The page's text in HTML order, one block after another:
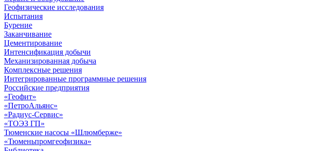
Геофизические исследования
Испытания
Бурение
Заканчивание
Цементирование
Интенсификация добычи
Механизированная добыча
Комплексные решения
Интегрированные программные решения
Российские предприятия
«Геофит»
«ПетроАльянс»
«Радиус-Сервис»
«ТОЭЗ ГП»
Тюменские насосы «Шлюмберже»
«Тюменьпромгеофизика»